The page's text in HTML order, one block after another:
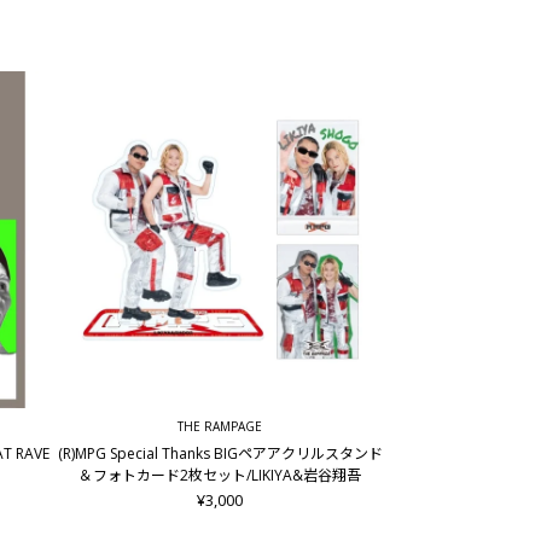
RAVE
THE RAMPAGE
(R)MPG Special Thanks BIGペアアクリルスタンド
＆フォトカード2枚セット/LIKIYA&岩谷翔吾
¥3,000